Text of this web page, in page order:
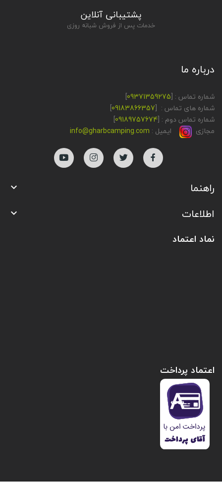
پشتیبانی آنلاین
خدمات پس از فروش شبانه روزی
درباره ما
شماره تماس : [09371359275
]
شماره های تماس : [09183866357
]
شماره تماس دوم : [09189757674
]
مجازی
ایمیل : info@gharbcamping.com
راهنما 
اطلاعات 
نماد اعتماد
اعتماد پرداخت